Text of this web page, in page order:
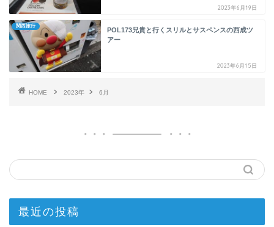
2023年6月19日
関西旅行
POL173兄貴と行くスリルとサスペンスの西成ツ
アー
2023年6月15日
HOME 2023年 6月
最近の投稿